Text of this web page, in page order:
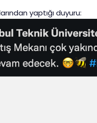
yaptığı duyuru: